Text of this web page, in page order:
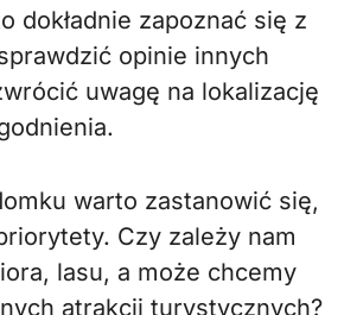
dokładnie zapoznać się z
opinie innych
uwagę na lokalizację
warto zastanowić się,
Czy zależy nam
lasu, a może chcemy
atrakcji turystycznych?